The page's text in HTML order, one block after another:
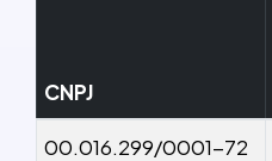
CNPJ
00.016.299/0001-72